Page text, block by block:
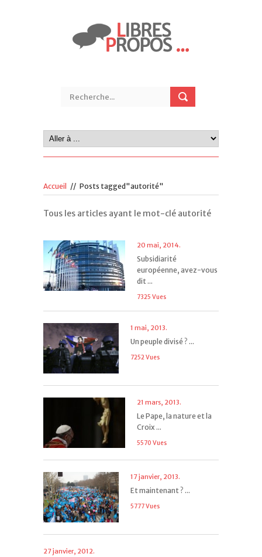
Accueil // Posts tagged"autorité"
Tous les articles ayant le mot-clé autorité
20 mai, 2014.
Subsidiarité
européenne, avez-vous
dit ...
7325 Vues
1 mai, 2013.
Un peuple divisé ? ...
7252 Vues
21 mars, 2013.
Le Pape, la nature et la
Croix ...
5570 Vues
17 janvier, 2013.
Et maintenant ? ...
5777 Vues
27 janvier, 2012.